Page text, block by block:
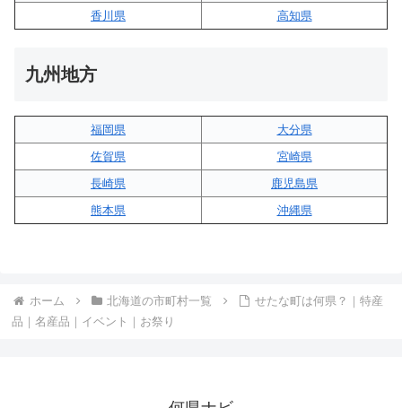
香川県
高知県
九州地方
福岡県
大分県
佐賀県
宮崎県
長崎県
鹿児島県
熊本県
沖縄県
ホーム 北海道の市町村一覧
せたな町は何県？｜特産
品｜名産品｜イベント｜お祭り